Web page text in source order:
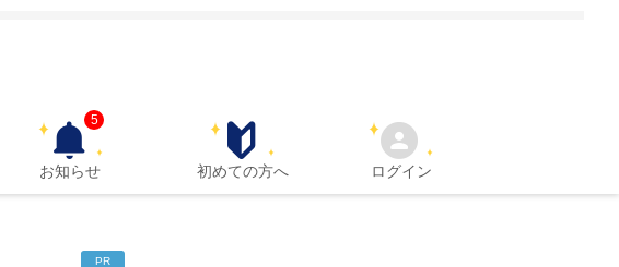
お知らせ
5
初めての方へ ログイン
PR